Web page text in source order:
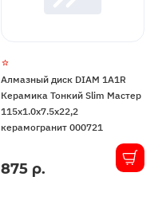
Алмазный диск DIAM 1A1R
Керамика Тонкий Slim Мастер
115x1.0x7.5x22,2
керамогранит 000721
В
875 р.